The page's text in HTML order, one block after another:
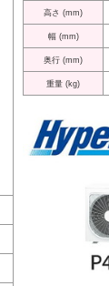
高さ (mm)
幅 (mm)
奥行 (mm)
重量 (kg)